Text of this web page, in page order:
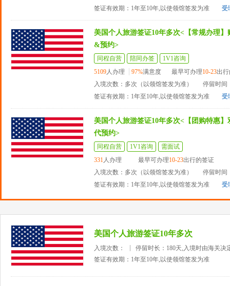
签证有效期：1年至10年,以使领馆签发为准
受
美国个人旅游签证10年多次<【常规办理
&预约>
同程自营 陪同办签
1V1咨询
5109人办理 97%满意度 最早可办理10-23出
入境次数：多次（以领馆签发为准）
停留时间
签证有效期：1年至10年,以使领馆签发为准
受
美国个人旅游签证10年多次<【团购特惠
代预约>
同程自营 1V1咨询
需面试
331人办理 最早可办理10-23出行的签证
入境次数：多次（以领馆签发为准）
停留时间
签证有效期：1年至10年,以使领馆签发为准
受
美国个人旅游签证10年多次
入境次数：
停留时长：180天,入境时由海关决
签证有效期：1年至10年,以使领馆签发为准